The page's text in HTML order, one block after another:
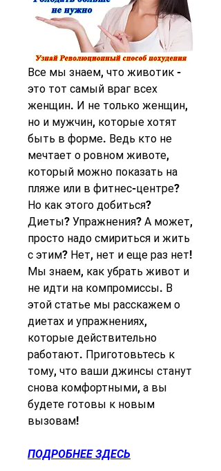
Все мы знаем, что животик -
это тот самый враг всех
женщин. И не только женщин,
но и мужчин, которые хотят
быть в форме. Ведь кто не
мечтает о ровном животе,
который можно показать на
пляже или в фитнес-центре?
Но как этого добиться?
Диеты? Упражнения? А может,
просто надо смириться и жить
с этим? Нет, нет и еще раз нет!
Мы знаем, как убрать живот и
не идти на компромиссы. В
этой статье мы расскажем о
диетах и упражнениях,
которые действительно
работают. Приготовьтесь к
тому, что ваши джинсы станут
снова комфортными, а вы
будете готовы к новым
вызовам!
ПОДРОБНЕЕ ЗДЕСЬ